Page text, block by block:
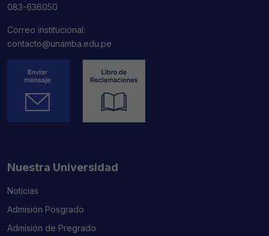
083-636050
Correo institucional:
contacto@unamba.edu.pe
Nuestra Universidad
Noticias
Admisión Posgrado
Admisión de Pregrado